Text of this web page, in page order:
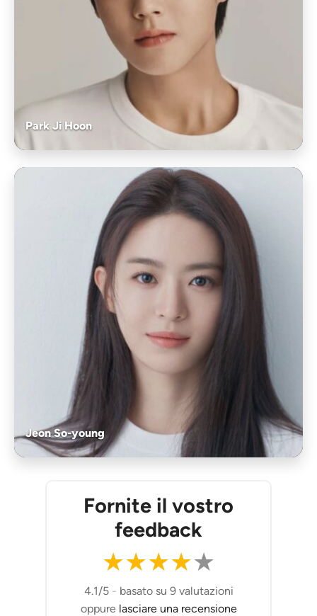
Park Ji Hoon
Jeon So-young
Fornite il vostro
feedback
★★★★★
4.1/5 - basato su 9 valutazioni
oppure lasciare una recensione